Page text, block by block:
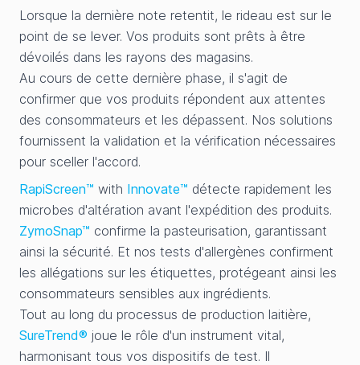
Lorsque la dernière note retentit, le rideau est sur le
point de se lever. Vos produits sont prêts à être
dévoilés dans les rayons des magasins.
Au cours de cette dernière phase, il s'agit de
confirmer que vos produits répondent aux attentes
des consommateurs et les dépassent. Nos solutions
fournissent la validation et la vérification nécessaires
pour sceller l'accord.
RapiScreen™ with Innovate™ détecte rapidement les
microbes d'altération avant l'expédition des produits.
ZymoSnap™ confirme la pasteurisation, garantissant
ainsi la sécurité. Et nos tests d'allergènes confirment
les allégations sur les étiquettes, protégeant ainsi les
consommateurs sensibles aux ingrédients.
Tout au long du processus de production laitière,
SureTrend® joue le rôle d'un instrument vital,
harmonisant tous vos dispositifs de test. Il